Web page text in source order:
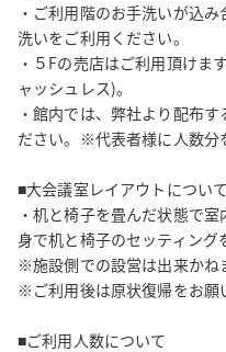
・ご利用階のお手洗いが込
洗いをご利用ください。
・５Fの売店はご利用頂けま
ャッシュレス)。
・館内では、弊社より配布
ださい。※代表者様に人数分
■大会議室レイアウトについて
・机と椅子を畳んだ状態で
身で机と椅子のセッティング
※施設側での設営は出来かね
※ご利用後は原状復帰をお願
■ご利用人数について